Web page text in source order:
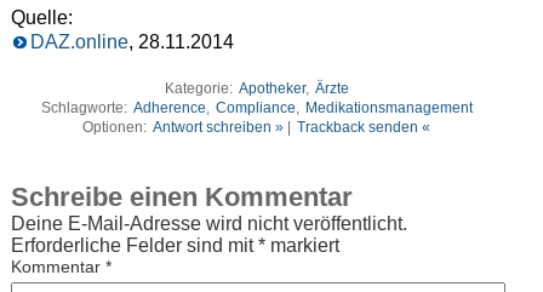
Quelle:
DAZ.online, 28.11.2014
Kategorie: Apotheker, Ärzte
Schlagworte: Adherence, Compliance, Medikationsmanagement
Optionen: Antwort schreiben » Trackback senden «
Schreibe einen Kommentar
Deine E-Mail-Adresse wird nicht veröffentlicht.
Erforderliche Felder sind mit*markiert
Kommentar *